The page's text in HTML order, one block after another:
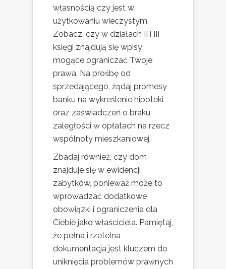
własnością czy jest w
użytkowaniu wieczystym.
Zobacz, czy w działach II i III
księgi znajdują się wpisy
mogące ograniczać Twoje
prawa. Na prośbę od
sprzedającego, żądaj promesy
banku na wykreślenie hipoteki
oraz zaświadczeń o braku
zaległości w opłatach na rzecz
wspólnoty mieszkaniowej.
Zbadaj również, czy dom
znajduje się w ewidencji
zabytków, ponieważ może to
wprowadzać dodatkowe
obowiązki i ograniczenia dla
Ciebie jako właściciela. Pamiętaj,
że pełna i rzetelna
dokumentacja jest kluczem do
uniknięcia problemów prawnych